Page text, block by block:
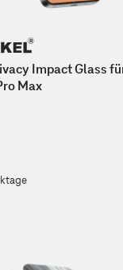
Impact Glass
Max